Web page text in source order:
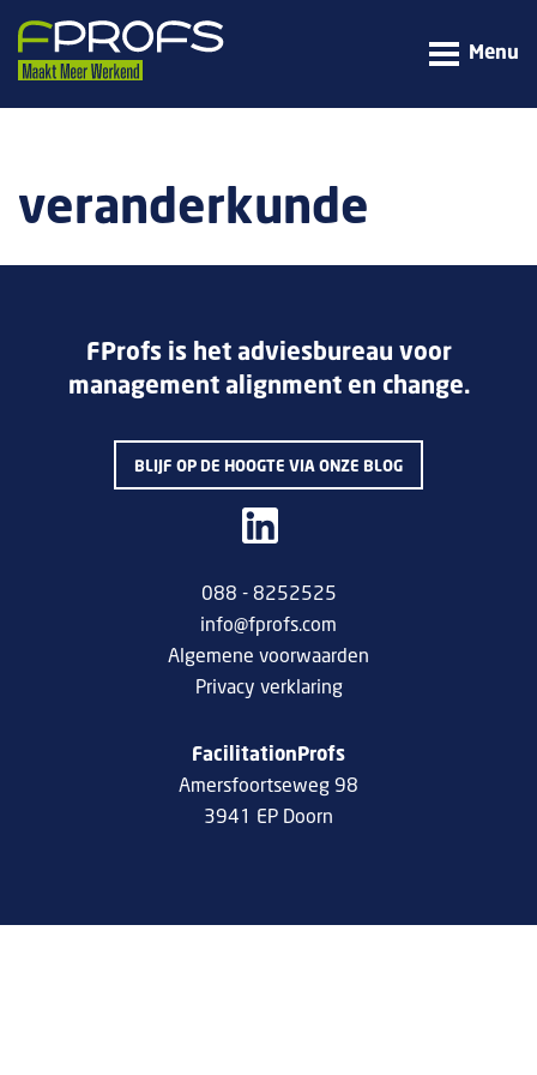
Menu
veranderkunde
FProfs is het adviesbureau voor
management alignment en change.
BLIJF OP DE HOOGTE VIA ONZE BLOG
088 - 8252525
info@fprofs.com
Algemene voorwaarden
Privacy verklaring
FacilitationProfs
Amersfoortseweg 98
3941 EP Doorn